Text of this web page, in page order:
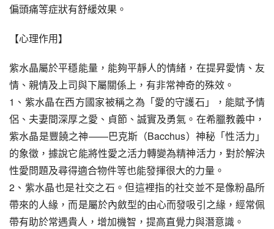
偏頭痛等症狀有舒緩效果。
【心理作用】
紫水晶屬於平穩能量，能夠平靜人的情緒，在提昇愛情、友
情、親情及上司與下屬關係上，有非常神奇的殊效。
1、紫水晶在西方國家被稱之為「愛的守護石」，能賦予情
侶、夫妻間深厚之愛、貞節、誠實及勇氣。在希臘教義中，
紫水晶是豐饒之神——巴克斯（Bacchus）神秘「性活力」
的象徵，據說它能將性愛之活力轉變為精神活力，對於解決
性愛問題及尋得適合物件等也能發揮很大的力量。
2、紫水晶也是社交之石。但這裡指的社交並不是像粉晶所
帶來的人緣，而是屬於內斂型的由心而發吸引之緣，經常佩
帶有助於常遇貴人，增加機智，提高直覺力與潛意識。